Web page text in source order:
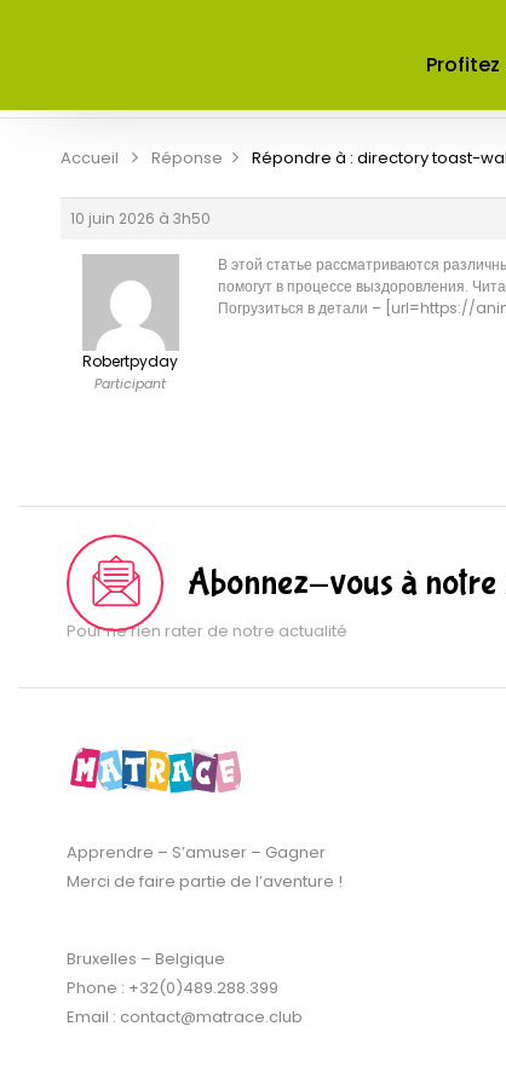
CONTACT
Accueil Réponse Répondre à : directory toast-
10 juin 2026 à 3h50
Robertpyday
Participant
В этой статье рассматриваются
помогут в процессе выздоровления.
Погрузиться в детали –
Abonnez-vous à notre
Pour ne rien rater de notre actualité
Apprendre – S’amuser – Gagner
Merci de faire partie de l’aventure !
Bruxelles – Belgique
Phone : +32(0)489.288.399
Email : contact@matrace.club